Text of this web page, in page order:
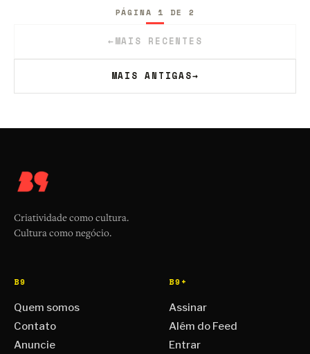
←MAIS RECENTES
PÁGINA 1 DE 2
MAIS ANTIGAS→
Criatividade como cultura.
Cultura como negócio.
B9
Quem somos
Contato
Anuncie
B9+
Assinar
Além do Feed
Entrar